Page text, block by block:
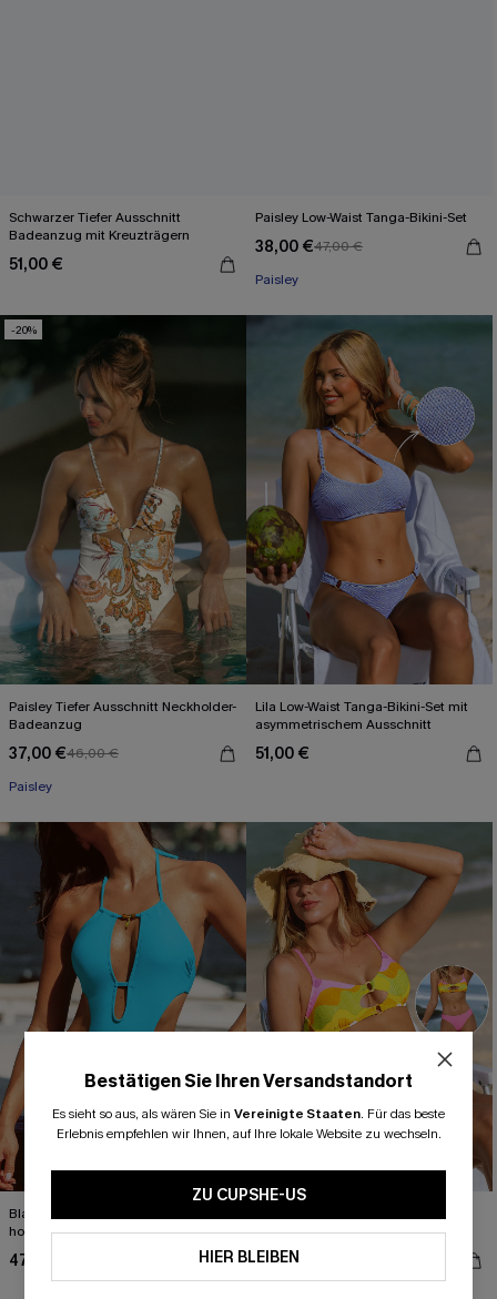
Schwarzer Tiefer Ausschnitt
Badeanzug mit Kreuzträgern
51,00 €
Paisley Low-Waist Tanga-Bikini-Set
38,00 €47,00 €
Paisley
-20%
Paisley Tiefer Ausschnitt Neckholder-
Badeanzug
37,00 €46,00 €
Paisley
Lila Low-Waist Tanga-Bikini-Set mit
asymmetrischem Ausschnitt
51,00 €
Blauer Monokini-Badeanzug mit
hohem Ausschnitt
47,00 €
Wendebikini-Set
48,00 €
Bestätigen Sie Ihren Versandstandort
Es sieht so aus, als wären Sie in Vereinigte Staaten. Für das beste
Erlebnis empfehlen wir Ihnen, auf Ihre lokale Website zu wechseln.
ZU CUPSHE-US
HIER BLEIBEN